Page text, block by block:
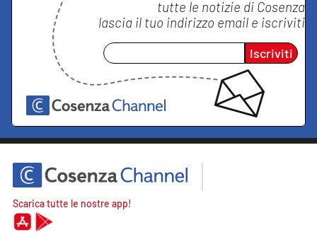
tutte le notizie di Cosenza
lascia il tuo indirizzo email e iscriviti
Iscriviti
Scarica tutte le nostre app!